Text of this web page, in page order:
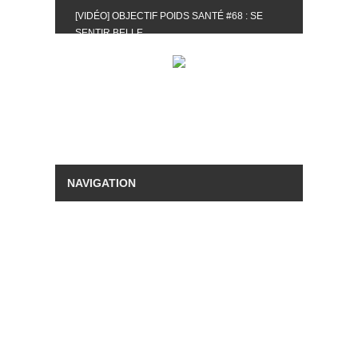
[VIDÉO] OBJECTIF POIDS SANTÉ #68 : SE
SENTIR BELLE
CONVIVIALITÉ
[VIDÉO] UNBOXING : LES MY LITTLE &
BIOTYFULL BOX DU MOIS D’AVRIL 2024